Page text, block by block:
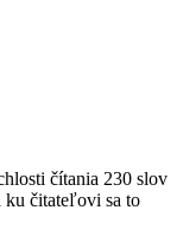
čítania 230 slov
ku čitateľovi sa to